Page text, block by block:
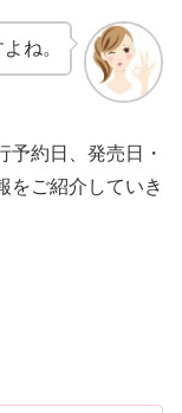
ね。
予約日、発売日・
をご紹介していき